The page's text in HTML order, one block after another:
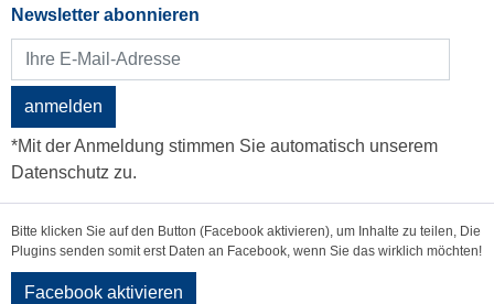
Newsletter abonnieren
anmelden
*Mit der Anmeldung stimmen Sie automatisch unserem
Datenschutz zu.
Bitte klicken Sie auf den Button (Facebook aktivieren), um Inhalte zu teilen, Die
Plugins senden somit erst Daten an Facebook, wenn Sie das wirklich möchten!
Facebook aktivieren